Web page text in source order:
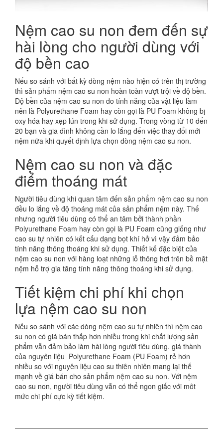
Nệm cao su non đem đến sự
hài lòng cho người dùng với
độ bền cao
Nếu so sánh với bất kỳ dòng nệm nào hiện có trên thị trường
thì sản phẩm nệm cao su non hoàn toàn vượt trội về độ bền.
Độ bền của nệm cao su non do tính năng của vật liệu làm
nên là Polyurethane Foam hay còn gọi là PU Foam không bị
oxy hóa hay xẹp lún trong khi sử dụng. Trong vòng từ 10 đến
20 bạn và gia đình không cần lo lắng đến việc thay đổi mới
nệm nữa khi quyết định lựa chọn dòng nệm cao su non.
Nệm cao su non và đặc
điểm thoáng mát
Người tiêu dùng khi quan tâm đến sản phẩm nệm cao su non
đều lo lắng về độ thoáng mát của sản phẩm nệm này. Thế
nhưng người tiêu dùng có thể an tâm bởi thành phần
Polyurethane Foam hay còn gọi là PU Foam cũng giống như
cao su tự nhiên có kết cấu dạng bọt khí hở vì vậy đảm bảo
tính năng thông thoáng khi sử dụng. Thiết kế đặc biệt của
nệm cao su non với hàng loạt những lỗ thông hơi trên bề mặt
nệm hỗ trợ gia tăng tính năng thông thoáng khi sử dụng.
Tiết kiệm chi phí khi chọn
lựa nệm cao su non
Nếu so sánh với các dòng nệm cao su tự nhiên thì nệm cao
su non có giá bán thấp hơn nhiều trong khi chất lượng sản
phẩm vẫn đảm bảo làm hài lòng người tiêu dùng. giá thành
của nguyên liệu Polyurethane Foam (PU Foam) rẻ hơn
nhiều so với nguyên liệu cao su thiên nhiên mang lại thế
mạnh về giá bán cho sản phẩm nệm cao su non. Với nệm
cao su non, người tiêu dùng vẫn có thể ngon giấc với môt
mức chi phí cực kỳ tiết kiệm.